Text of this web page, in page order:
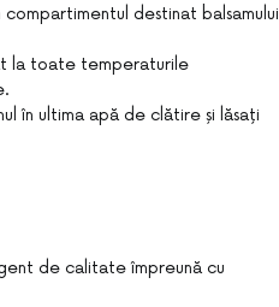
compartimentul destinat balsamului
la toate temperaturile
în ultima apă de clătire și lăsați
de calitate împreună cu